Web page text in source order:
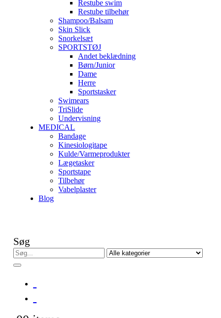
Restube swim
Restube tilbehør
Shampoo/Balsam
Skin Slick
Snorkelsæt
SPORTSTØJ
Andet beklædning
Børn/Junior
Dame
Herre
Sportstasker
Swimears
TriSlide
Undervisning
MEDICAL
Bandage
Kinesiologitape
Kulde/Varmeprodukter
Lægetasker
Sportstape
Tilbehør
Vabelplaster
Blog
Søg